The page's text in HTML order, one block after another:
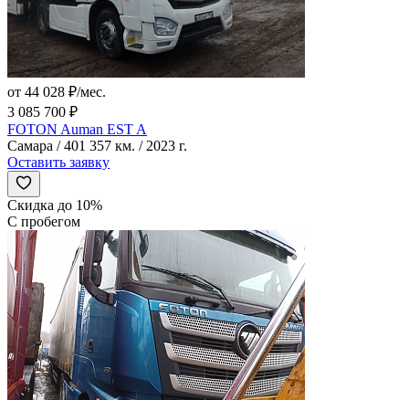
от 44 028 ₽/мес.
3 085 700 ₽
FOTON Auman EST A
Самара / 401 357 км. / 2023 г.
Оставить заявку
Скидка до 10%
С пробегом